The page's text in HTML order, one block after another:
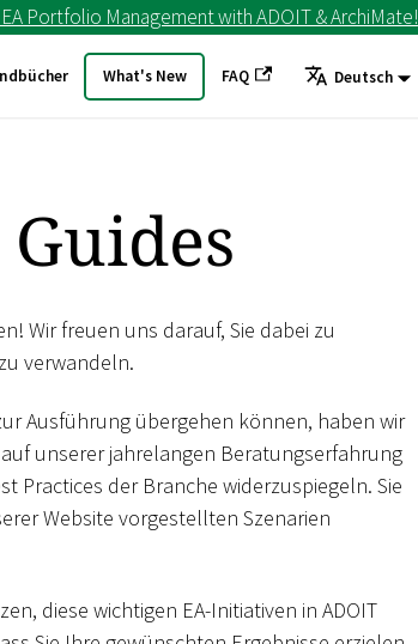
Portfolio Management with ADOIT & ArchiMate!
What's New FAQ Deutsch
Wir freuen uns darauf, Sie dabei zu
verwandeln.
Ausführung übergehen können, haben wir
unserer jahrelangen Beratungserfahrung
Practices der Branche widerzuspiegeln. Sie
Website vorgestellten Szenarien
diese wichtigen EA-Initiativen in ADOIT